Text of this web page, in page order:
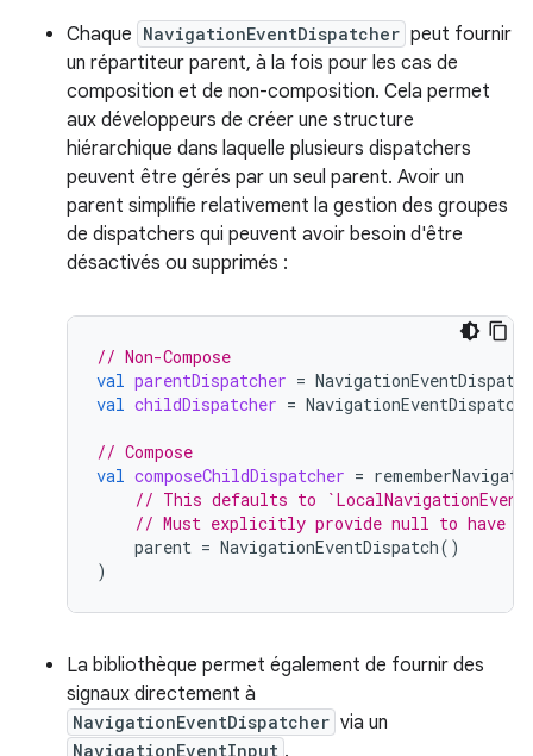
Chaque NavigationEventDispatcher peut fournir
un répartiteur parent, à la fois pour les cas de
composition et de non-composition. Cela permet
aux développeurs de créer une structure
hiérarchique dans laquelle plusieurs dispatchers
peuvent être gérés par un seul parent. Avoir un
parent simplifie relativement la gestion des groupes
de dispatchers qui peuvent avoir besoin d'être
désactivés ou supprimés :
// Non-Compose
val parentDispatcher =
val childDispatcher =
// Compose
val composeChildDispatcher =
// This defaults to
// Must explicitly provide null to have an
parent = NavigationEventDispatch()
)
La bibliothèque permet également de fournir des
signaux directement à
NavigationEventDispatcher via un
NavigationEventInput .